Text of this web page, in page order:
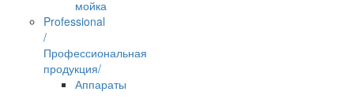
мойка
Professional
/
Профессиональная
продукция/
Аппараты